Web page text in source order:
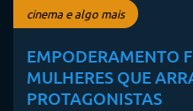
cinema e algo mais
EMPODERAMENTO
MULHERES QUE
PROTAGONISTAS